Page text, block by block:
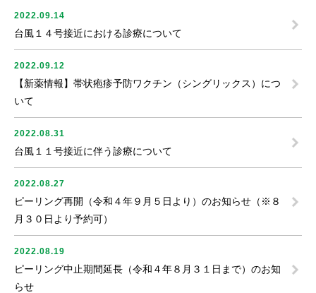
2022.09.14
台風１４号接近における診療について
2022.09.12
【新薬情報】帯状疱疹予防ワクチン（シングリックス）につ
いて
2022.08.31
台風１１号接近に伴う診療について
2022.08.27
ピーリング再開（令和４年９月５日より）のお知らせ（※８
月３０日より予約可）
2022.08.19
ピーリング中止期間延長（令和４年８月３１日まで）のお知
らせ